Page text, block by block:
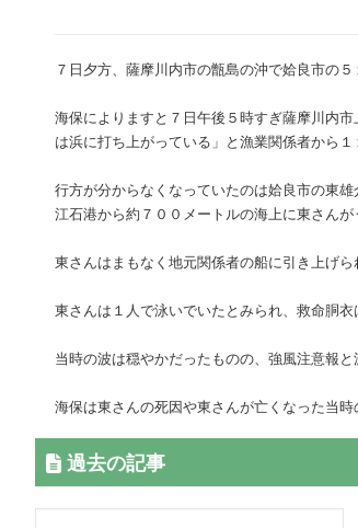
７日夕方、薩摩川内市の甑島の沖で姶良市の
海保によりますと７日午後５時すぎ薩摩川内
は浜に打ち上がっている」と漁業関係者から１
行方が分からなくなっていたのは姶良市の東
江石港から約７００メートルの海上に東さん
東さんはまもなく地元関係者の船に引き上げ
東さんは１人で泳いでいたとみられ、救命胴衣
当時の波は穏やかだったものの、強風注意報
海保は東さんの死因や東さんが亡くなった当時
過去の記事